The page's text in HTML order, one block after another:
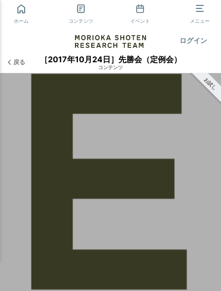
ホーム コンテンツ イベント メニュー
ログイン
戻る ［2017年10月24日］先勝会（定例会）
コンテンツ
お試し